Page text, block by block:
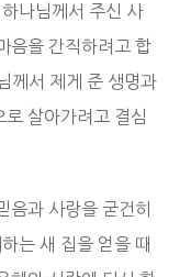
나님께서 주신 사
음을 간직하려고 합
께서 제게 준 생명과
살아가려고 결심
음과 사랑을 굳건히
는 새 집을 얻을 때